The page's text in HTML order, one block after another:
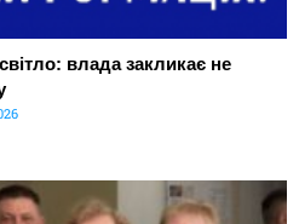
влада закликає не